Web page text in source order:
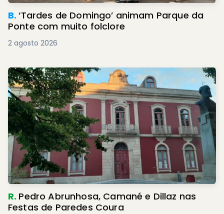
B.‘Tardes de Domingo’ animam Parque da
Ponte com muito folclore
2 agosto 2026
R. Pedro Abrunhosa, Camané e Dillaz nas
Festas de Paredes Coura